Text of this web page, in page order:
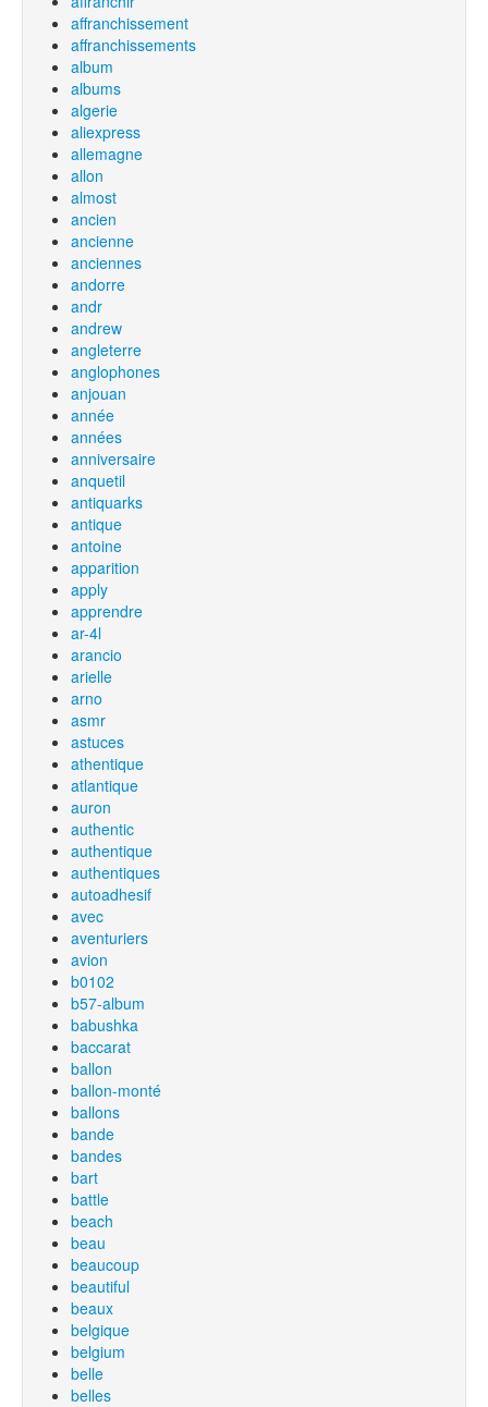
affranchissement
affranchissements
album
albums
algerie
aliexpress
allemagne
allon
almost
ancien
ancienne
anciennes
andorre
andr
andrew
angleterre
anglophones
anjouan
année
années
anniversaire
anquetil
antiquarks
antique
antoine
apparition
apply
apprendre
ar-4l
arancio
arielle
arno
asmr
astuces
athentique
atlantique
auron
authentic
authentique
authentiques
autoadhesif
avec
aventuriers
avion
b0102
b57-album
babushka
baccarat
ballon
ballon-monté
ballons
bande
bandes
bart
battle
beach
beau
beaucoup
beautiful
beaux
belgique
belgium
belle
belles